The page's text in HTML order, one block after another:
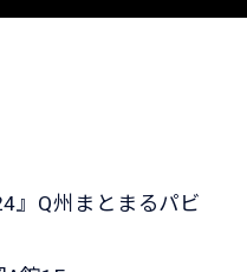
』Q州まとまるパビ